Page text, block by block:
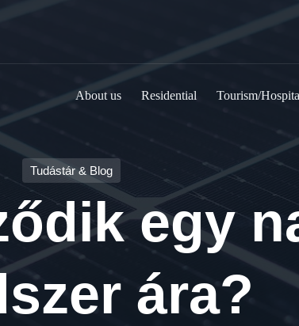
About us Residential Tourism/
Tudástár & Blog
egy
ára?